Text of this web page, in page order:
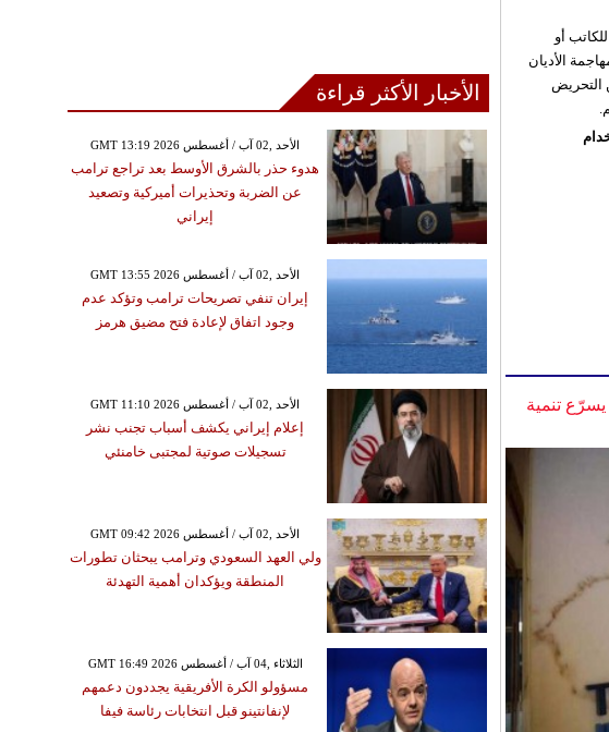
أو
الأديان
التحريض
يسرّع تنمية
الأخبار الأكثر قراءة
GMT 13:19 2026 الأحد ,02 آب / أغسطس
هدوء حذر بالشرق الأوسط بعد تراجع ترامب
عن الضربة وتحذيرات أميركية وتصعيد
إيراني
GMT 13:55 2026 الأحد ,02 آب / أغسطس
إيران تنفي تصريحات ترامب وتؤكد عدم
وجود اتفاق لإعادة فتح مضيق هرمز
GMT 11:10 2026 الأحد ,02 آب / أغسطس
إعلام إيراني يكشف أسباب تجنب نشر
تسجيلات صوتية لمجتبى خامنئي
GMT 09:42 2026 الأحد ,02 آب / أغسطس
ولي العهد السعودي وترامب يبحثان تطورات
المنطقة ويؤكدان أهمية التهدئة
GMT 16:49 2026 الثلاثاء ,04 آب / أغسطس
مسؤولو الكرة الأفريقية يجددون دعمهم
لإنفانتينو قبل انتخابات رئاسة فيفا